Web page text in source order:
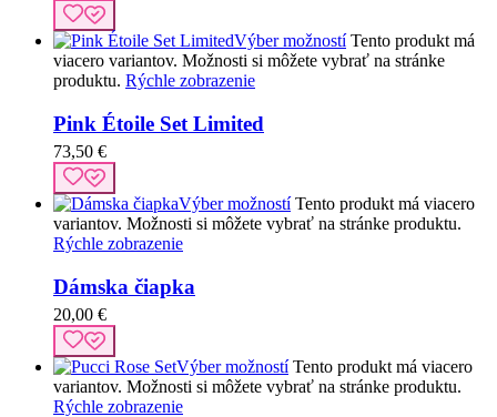
Výber možností Tento produkt má
viacero variantov. Možnosti si môžete vybrať na stránke
produktu. Rýchle zobrazenie
Pink Étoile Set Limited
73,50 €
Výber možností Tento produkt má viacero
variantov. Možnosti si môžete vybrať na stránke produktu.
Rýchle zobrazenie
Dámska čiapka
20,00 €
Výber možností Tento produkt má viacero
variantov. Možnosti si môžete vybrať na stránke produktu.
Rýchle zobrazenie